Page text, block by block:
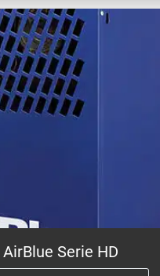
AirBlue Serie HD